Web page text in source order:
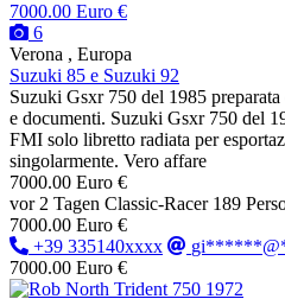
7000.00 Euro €
6
Verona , Europa
Suzuki 85 e Suzuki 92
Suzuki Gsxr 750 del 1985
e documenti. Suzuki Gsxr 750 del
FMI solo libretto radiata per
singolarmente. Vero affare
7000.00 Euro €
vor 2 Tagen Classic-Racer 189
7000.00 Euro €
+39 335140xxxx
7000.00 Euro €